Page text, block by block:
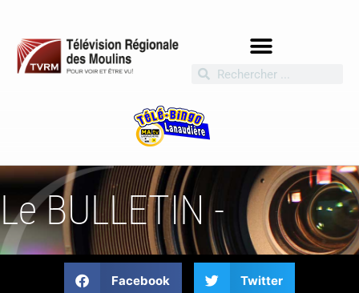
Le BULLETIN -
Facebook Twitter